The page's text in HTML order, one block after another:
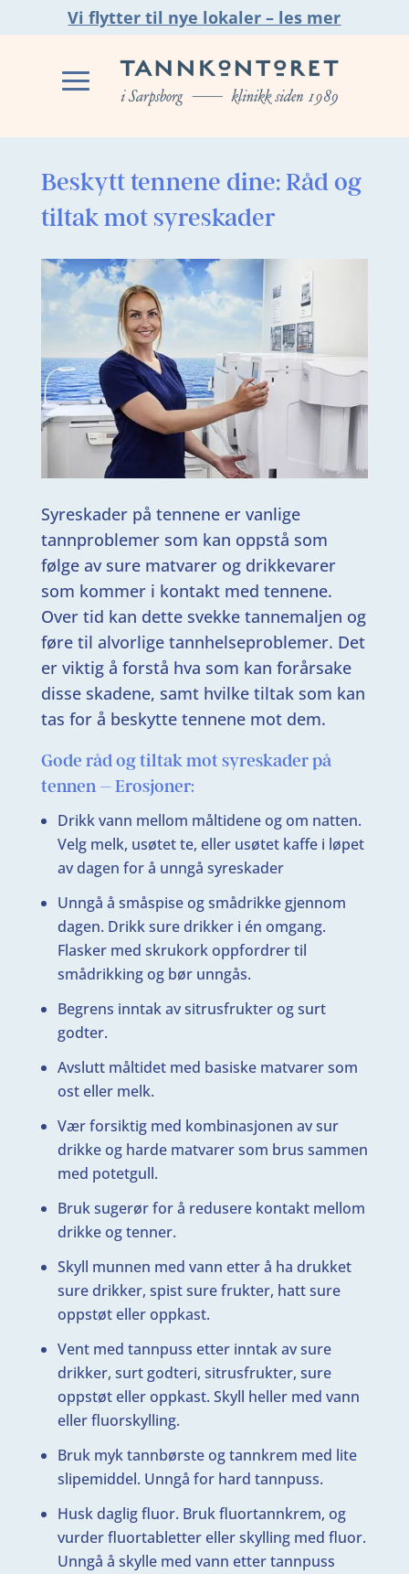
Vi flytter til nye lokaler – les mer
Beskytt tennene dine: Råd og
tiltak mot syreskader
Syreskader på tennene er vanlige
tannproblemer som kan oppstå som
følge av sure matvarer og drikkevarer
som kommer i kontakt med tennene.
Over tid kan dette svekke tannemaljen og
føre til alvorlige tannhelseproblemer. Det
er viktig å forstå hva som kan forårsake
disse skadene, samt hvilke tiltak som kan
tas for å beskytte tennene mot dem.
Gode råd og tiltak mot syreskader på
tennen – Erosjoner:
Drikk vann mellom måltidene og om natten.
Velg melk, usøtet te, eller usøtet kaffe i løpet
av dagen for å unngå syreskader
Unngå å småspise og smådrikke gjennom
dagen. Drikk sure drikker i én omgang.
Flasker med skrukork oppfordrer til
smådrikking og bør unngås.
Begrens inntak av sitrusfrukter og surt
godter.
Avslutt måltidet med basiske matvarer som
ost eller melk.
Vær forsiktig med kombinasjonen av sur
drikke og harde matvarer som brus sammen
med potetgull.
Bruk sugerør for å redusere kontakt mellom
drikke og tenner.
Skyll munnen med vann etter å ha drukket
sure drikker, spist sure frukter, hatt sure
oppstøt eller oppkast.
Vent med tannpuss etter inntak av sure
drikker, surt godteri, sitrusfrukter, sure
oppstøt eller oppkast. Skyll heller med vann
eller fluorskylling.
Bruk myk tannbørste og tannkrem med lite
slipemiddel. Unngå for hard tannpuss.
Husk daglig fluor. Bruk fluortannkrem, og
vurder fluortabletter eller skylling med fluor.
Unngå å skylle med vann etter tannpuss